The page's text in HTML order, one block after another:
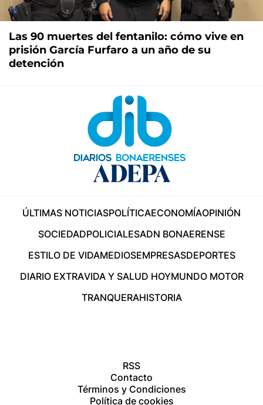
Las 90 muertes del fentanilo: cómo vive en
prisión García Furfaro a un año de su
detención
ÚLTIMAS NOTICIASPOLÍTICAECONOMÍAOPINIÓN
SOCIEDADPOLICIALESADN BONAERENSE
ESTILO DE VIDAMEDIOSEMPRESASDEPORTES
DIARIO EXTRAVIDA Y SALUD HOYMUNDO MOTOR
TRANQUERAHISTORIA
RSS
Contacto
Términos y Condiciones
Política de cookies